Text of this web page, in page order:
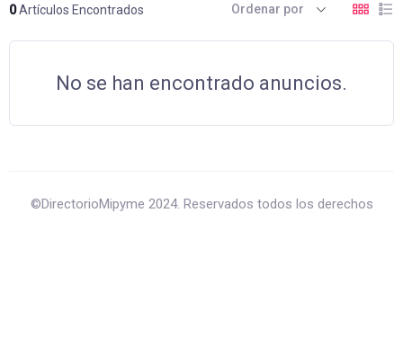
0Artículos Encontrados Ordenar por
No se han encontrado anuncios.
©DirectorioMipyme 2024. Reservados todos los derechos